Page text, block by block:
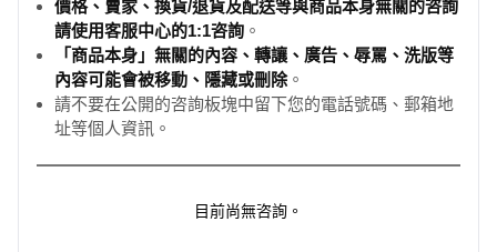
價格、賣家、換貨/退貨及配送等與商品本身無關的咨詢
請使用客服中心的1:1咨詢 。
「商品本身」無關的內容、轉讓、廣告、辱罵、洗版等
內容可能會被移動、隱藏或刪除。
請不要在公開的咨詢板塊中留下您的電話號碼、郵箱地
址等個人資訊。
目前尚無咨詢。